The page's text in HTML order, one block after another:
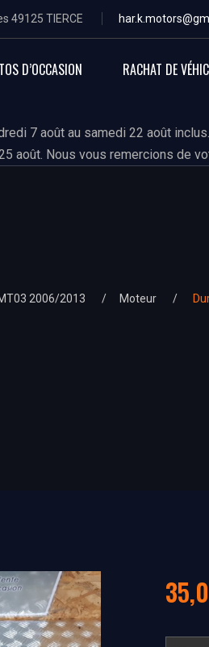
49125 TIERCE
D’OCCASION RACHAT DE
7 août au samedi 22 août
août. Nous vous remercions de
2006/2013 Moteur